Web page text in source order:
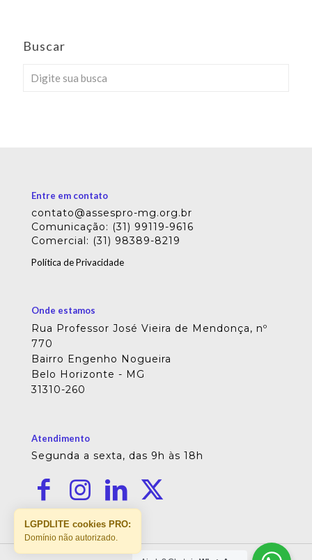
Buscar
Entre em contato
contato@assespro-mg.org.br
Comunicação: (31) 99119-9616
Comercial: (31) 98389-8219
Política de Privacidade
Onde estamos
Rua Professor José Vieira de Mendonça, nº
770
Bairro Engenho Nogueira
Belo Horizonte - MG
31310-260
Atendimento
Segunda a sexta, das 9h às 18h
LGPDLITE cookies PRO:
Domínio não autorizado.